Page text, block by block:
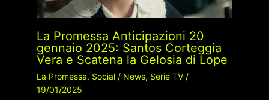
La Promessa Anticipazioni 20
gennaio 2025: Santos Corteggia
Vera e Scatena la Gelosia di Lope
La Promessa, Social/ News, Serie TV/
19/01/2025